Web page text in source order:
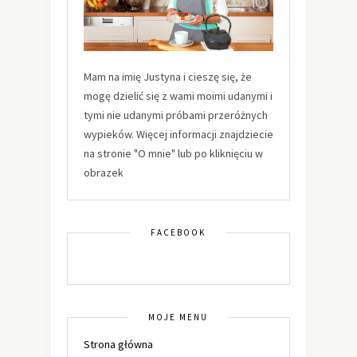
Mam na imię Justyna i cieszę się, że
mogę dzielić się z wami moimi udanymi i
tymi nie udanymi próbami przeróżnych
wypieków. Więcej informacji znajdziecie
na stronie "O mnie" lub po kliknięciu w
obrazek
FACEBOOK
MOJE MENU
Strona główna